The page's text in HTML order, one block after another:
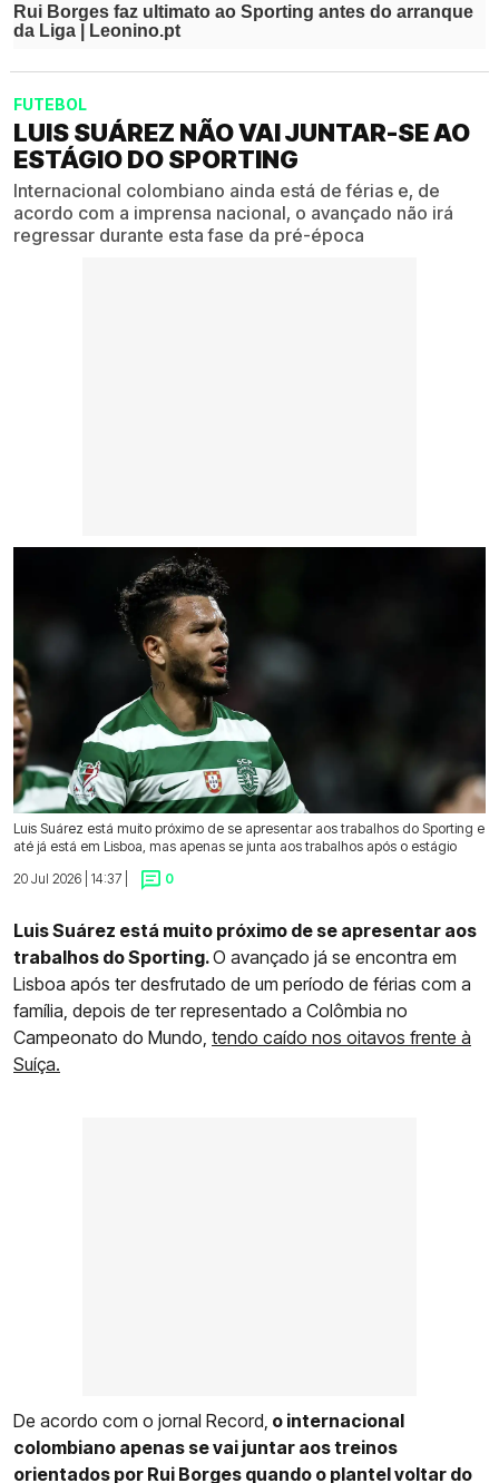
FUTEBOL
LUIS SUÁREZ NÃO VAI JUNTAR-SE AO
ESTÁGIO DO SPORTING
Internacional colombiano ainda está de férias e, de
acordo com a imprensa nacional, o avançado não irá
regressar durante esta fase da pré-época
Luis Suárez está muito próximo de se apresentar aos trabalhos do Sporting e
até já está em Lisboa, mas apenas se junta aos trabalhos após o estágio
20 Jul 2026 | 14:37 |
0
Luis Suárez está muito próximo de se apresentar aos
trabalhos do Sporting.O avançado já se encontra em
Lisboa após ter desfrutado de um período de férias com a
família, depois de ter representado a Colômbia no
Campeonato do Mundo, tendo caído nos oitavos frente à
Suíça.
De acordo com o jornal Record, o internacional
colombiano apenas se vai juntar aos treinos
orientados por Rui Borges quando o plantel voltar do